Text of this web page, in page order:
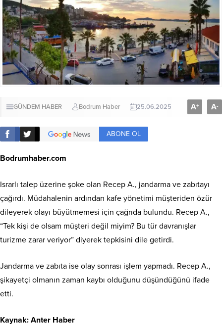
GÜNDEM HABER Bodrum Haber 25.06.2025 A+ A-
ABONE OL
Bodrumhaber.com
Israrlı talep üzerine şoke olan Recep A., jandarma ve zabıtayı
çağırdı. Müdahalenin ardından kafe yönetimi müşteriden özür
dileyerek olayı büyütmemesi için çağrıda bulundu. Recep A.,
“Tek kişi de olsam müşteri değil miyim? Bu tür davranışlar
turizme zarar veriyor” diyerek tepkisini dile getirdi.
Jandarma ve zabıta ise olay sonrası işlem yapmadı. Recep A.,
şikayetçi olmanın zaman kaybı olduğunu düşündüğünü ifade
etti.
Kaynak: Anter Haber